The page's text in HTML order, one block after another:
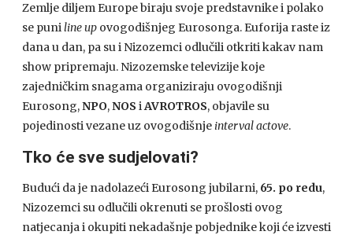
Zemlje diljem Europe biraju svoje predstavnike i polako
se puniline up ovogodišnjeg Eurosonga. Euforija raste iz
dana u dan, pa su i Nizozemci odlučili otkriti kakav nam
show pripremaju. Nizozemske televizije koje
zajedničkim snagama organiziraju ovogodišnji
Eurosong,NPO,NOS iAVROTROS, objavile su
pojedinosti vezane uz ovogodišnje interval actove.
Tko će sve sudjelovati?
Budući da je nadolazeći Eurosong jubilarni, 65. po redu,
Nizozemci su odlučili okrenuti se prošlosti ovog
natjecanja i okupiti nekadašnje pobjednike koji će izvesti